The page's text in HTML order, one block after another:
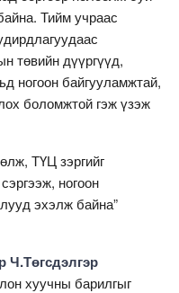
Тийм учраас
төвийн дүүргүүд,
ногоон байгууламжтай,
боломжтой гэж үзэж
ТҮЦ зэргийг
ногоон
эхэлж байна”
Ч.Төгсдэлгэр
хуучны барилгыг